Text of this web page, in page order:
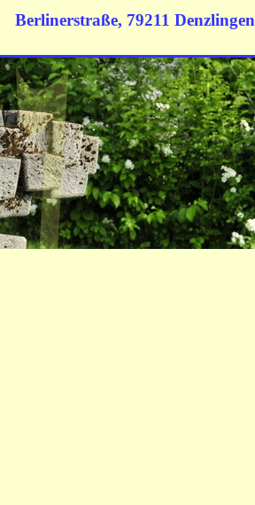
Berlinerstraße, 79211 Denzlingen